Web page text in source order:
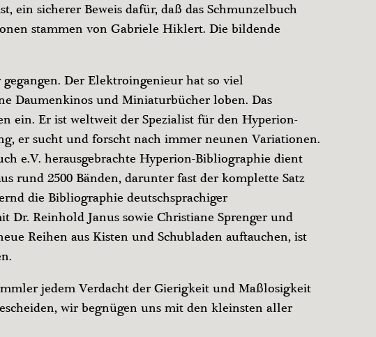
ein sicherer Beweis dafür, daß das Schmunzelbuch
stammen von Gabriele Hiklert. Die bildende
Der Elektroingenieur hat so viel
Daumenkinos und Miniaturbücher loben. Das
ein. Er ist weltweit der Spezialist für den Hyperion-
er sucht und forscht nach immer neunen Variationen.
e.V. herausgebrachte Hyperion-Bibliographie dient
rund 2500 Bänden, darunter fast der komplette Satz
die Bibliographie deutschsprachiger
Reinhold Janus sowie Christiane Sprenger und
Reihen aus Kisten und Schubladen auftauchen, ist
jedem Verdacht der Gierigkeit und Maßlosigkeit
wir begnügen uns mit den kleinsten aller